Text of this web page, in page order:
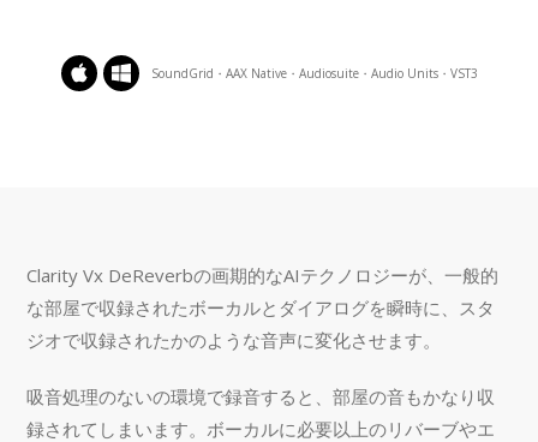
SoundGrid・AAX Native・Audiosuite・Audio Units・VST3
Clarity Vx DeReverbの画期的なAIテクノロジーが、一般的
な部屋で収録されたボーカルとダイアログを瞬時に、スタ
ジオで収録されたかのような音声に変化させます。
吸音処理のないの環境で録音すると、部屋の音もかなり収
録されてしまいます。ボーカルに必要以上のリバーブやエ